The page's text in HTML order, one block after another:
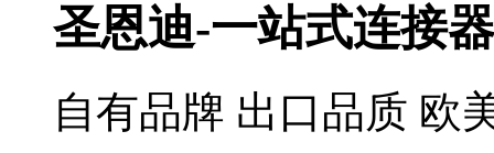
圣恩迪-一站式连接
自有品牌 出口品质 欧